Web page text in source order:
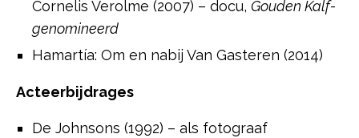
Cornelis Verolme (2007) – docu, Gouden Kalf-
genomineerd
Hamartía: Om en nabij Van Gasteren (2014)
Acteerbijdrages
De Johnsons (1992) – als fotograaf